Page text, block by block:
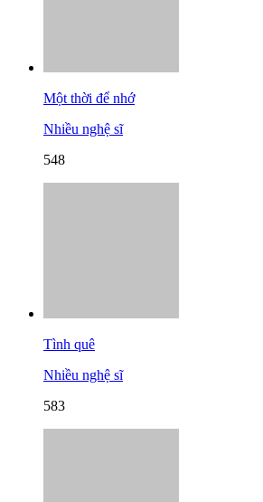
Một thời để nhớ
Nhiều nghệ sĩ
548
Tình quê
Nhiều nghệ sĩ
583